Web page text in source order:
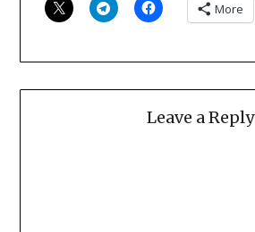
More
Leave a Reply